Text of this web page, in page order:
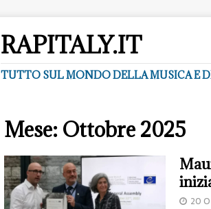
RAPITALY.IT
TUTTO SUL MONDO DELLA MUSICA E
Mese: Ottobre 2025
20